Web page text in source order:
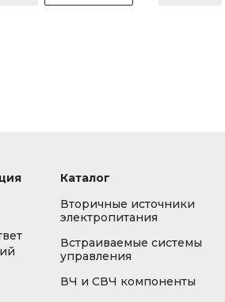
Каталог
Вторичные источники
электропитания
Встраиваемые системы
управления
ВЧ и СВЧ компоненты